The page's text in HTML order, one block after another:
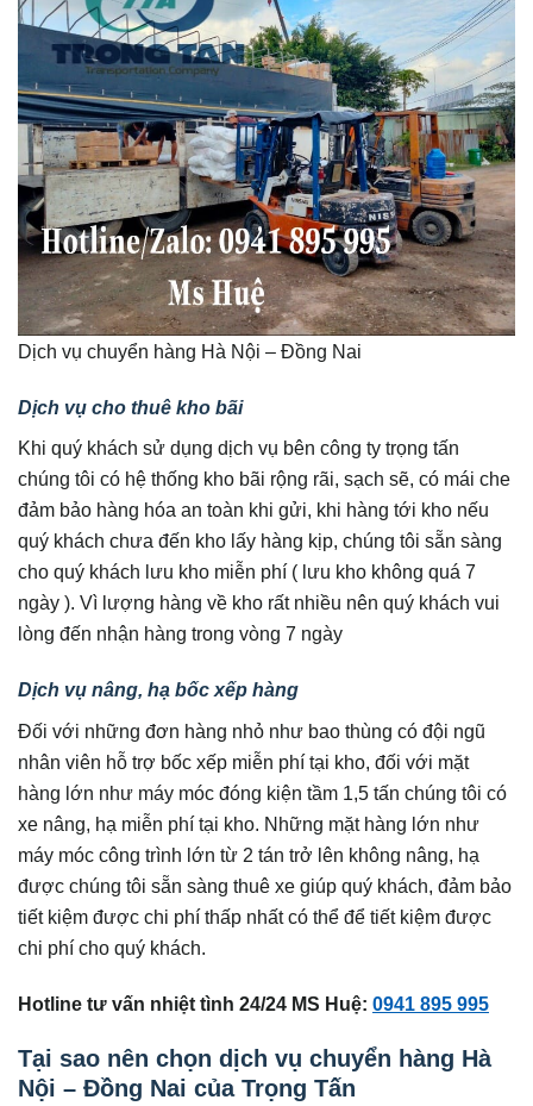
Dịch vụ chuyển hàng Hà Nội – Đồng Nai
Dịch vụ cho thuê kho bãi
Khi quý khách sử dụng dịch vụ bên công ty trọng tấn
chúng tôi có hệ thống kho bãi rộng rãi, sạch sẽ, có mái che
đảm bảo hàng hóa an toàn khi gửi, khi hàng tới kho nếu
quý khách chưa đến kho lấy hàng kịp, chúng tôi sẵn sàng
cho quý khách lưu kho miễn phí ( lưu kho không quá 7
ngày ). Vì lượng hàng về kho rất nhiều nên quý khách vui
lòng đến nhận hàng trong vòng 7 ngày
Dịch vụ nâng, hạ bốc xếp hàng
Đối với những đơn hàng nhỏ như bao thùng có đội ngũ
nhân viên hỗ trợ bốc xếp miễn phí tại kho, đối với mặt
hàng lớn như máy móc đóng kiện tầm 1,5 tấn chúng tôi có
xe nâng, hạ miễn phí tại kho. Những mặt hàng lớn như
máy móc công trình lớn từ 2 tán trở lên không nâng, hạ
được chúng tôi sẵn sàng thuê xe giúp quý khách, đảm bảo
tiết kiệm được chi phí thấp nhất có thể để tiết kiệm được
chi phí cho quý khách.
Hotline tư vấn nhiệt tình 24/24 MS Huệ: 0941 895 995
Tại sao nên chọn dịch vụ chuyển hàng Hà
Nội – Đồng Nai của Trọng Tấn